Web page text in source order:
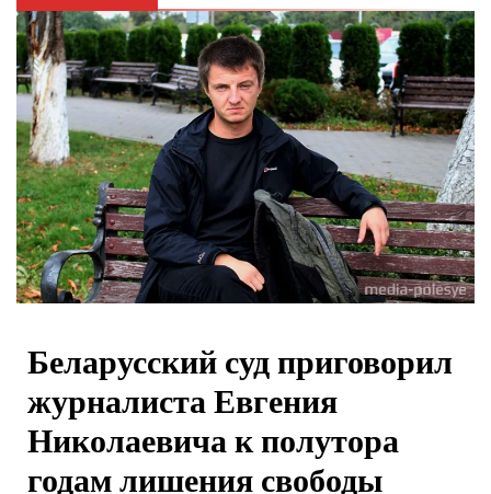
Беларусский суд приговорил
журналиста Евгения
Николаевича к полутора